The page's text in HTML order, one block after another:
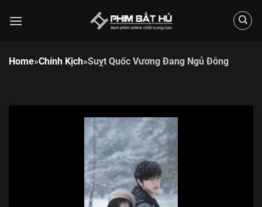
đến
Home»Chính Kịch»Suỵt Quốc Vương Đang Ngủ Đông